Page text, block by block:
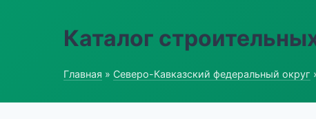
Каталог
Главная » Северо-Кавказский федеральный округ